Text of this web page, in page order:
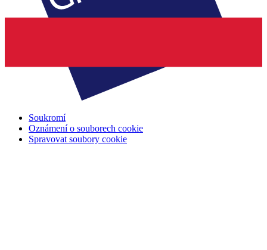
Soukromí
Oznámení o souborech cookie
Spravovat soubory cookie